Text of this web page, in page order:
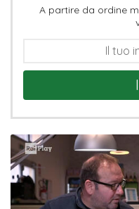
A partire da ordine